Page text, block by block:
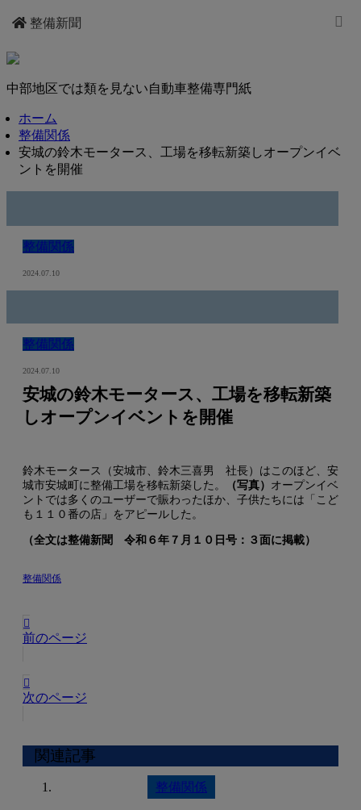
整備新聞
中部地区では類を見ない自動車整備専門紙
ホーム
整備関係
安城の鈴木モータース、工場を移転新築しオープンイベ
ントを開催
整備関係
2024.07.10
整備関係
2024.07.10
安城の鈴木モータース、工場を移転新築
しオープンイベントを開催
鈴木モータース（安城市、鈴木三喜男 社長）はこのほど、安
城市安城町に整備工場を移転新築した。
（写真） オープンイベ
ントでは多くのユーザーで賑わったほか、子供たちには「こど
も１１０番の店」をアピールした。
（全文は整備新聞 令和６年７月１０日号：３面に掲載）
整備関係
前のページ
次のページ
関連記事
整備関係